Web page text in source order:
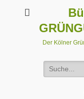
Der Kölner
Suchen
nach: